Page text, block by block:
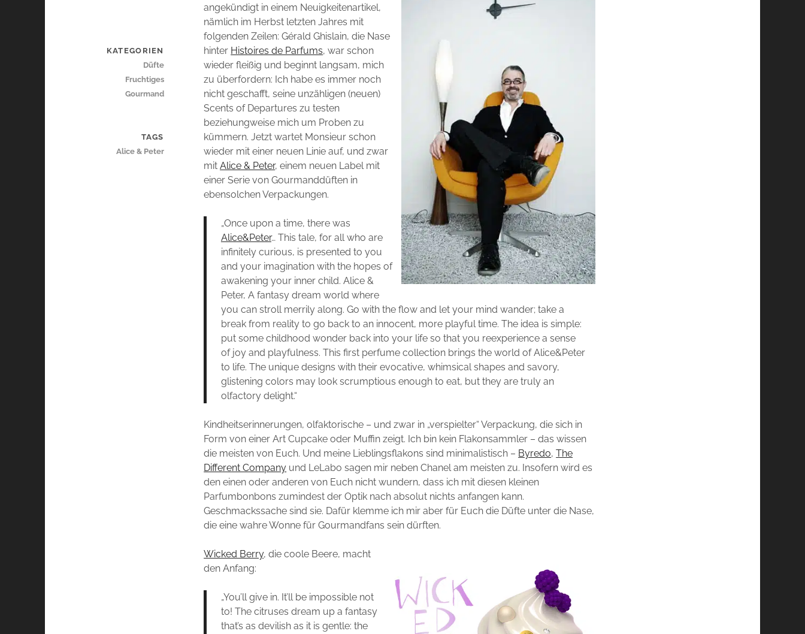
angekündigt in einem Neuigkeitenartikel,
nämlich im Herbst letzten Jahres mit
folgenden Zeilen: Gérald Ghislain, die Nase
hinter Histoires de Parfums, war schon
wieder fleißig und beginnt langsam, mich
zu überfordern: Ich habe es immer noch
nicht geschafft, seine unzähligen (neuen)
Scents of Departures zu testen
beziehungweise mich um Proben zu
kümmern. Jetzt wartet Monsieur schon
wieder mit einer neuen Linie auf, und zwar
mitAlice & Peter, einem neuen Label mit
einer Serie von Gourmanddüften in
ebensolchen Verpackungen.
„Once upon a time, there was
Alice&Peter… This tale, for all who are
infinitely curious, is presented to you
and your imagination with the hopes of
awakening your inner child. Alice &
Peter, A fantasy dream world where
you can stroll merrily along. Go with the flow and let your mind wander; take a
break from reality to go back to an innocent, more playful time. The idea is simple:
put some childhood wonder back into your life so that you reexperience a sense
of joy and playfulness. This first perfume collection brings the world of Alice&Peter
to life. The unique designs with their evocative, whimsical shapes and savory,
glistening colors may look scrumptious enough to eat, but they are truly an
olfactory delight.“
Kindheitserinnerungen, olfaktorische – und zwar in „verspielter“ Verpackung, die sich in
Form von einer Art Cupcake oder Muffin zeigt. Ich bin kein Flakonsammler – das wissen
die meisten von Euch. Und meine Lieblingsflakons sind minimalistisch – Byredo,The
Different Company und LeLabo sagen mir neben Chanel am meisten zu. Insofern wird es
den einen oder anderen von Euch nicht wundern, dass ich mit diesen kleinen
Parfumbonbons zumindest der Optik nach absolut nichts anfangen kann.
Geschmackssache sind sie. Dafür klemme ich mir aber für Euch die Düfte unter die Nase,
die eine wahre Wonne für Gourmandfans sein dürften.
Wicked Berry, die coole Beere, macht
den Anfang:
„You’ll give in. It’ll be impossible not
to! The citruses dream up a fantasy
that’s as devilish as it is gentle: the
KATEGORIEN
Düfte
Fruchtiges
Gourmand
TAGS
Alice & Peter